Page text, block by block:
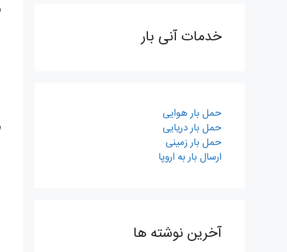
خدمات آنی بار
حمل بار هوایی
حمل بار دریایی
حمل بار زمینی
ارسال بار به اروپا
آخرین نوشته ها